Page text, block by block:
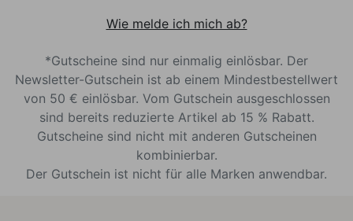
Wie melde ich mich ab?
*Gutscheine sind nur einmalig einlösbar. Der
Newsletter-Gutschein ist ab einem Mindestbestellwert
von 50 € einlösbar. Vom Gutschein ausgeschlossen
sind bereits reduzierte Artikel ab 15 % Rabatt.
Gutscheine sind nicht mit anderen Gutscheinen
kombinierbar.
Der Gutschein ist nicht für alle Marken anwendbar.